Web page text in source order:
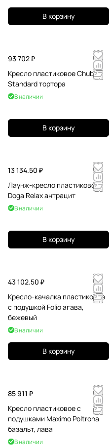
В корзину
93 702 ₽
Кресло пластиковое Chubby
Standard тортора
В наличии
В корзину
13 134.50 ₽
Лаунж-кресло пластиковое
Doga Relax антрацит
В наличии
В корзину
43 102.50 ₽
Кресло-качалка пластиковое
с подушкой Folio агава,
бежевый
В наличии
В корзину
85 911 ₽
Кресло пластиковое с
подушками Maximo Poltrona
базальт, лава
В наличии